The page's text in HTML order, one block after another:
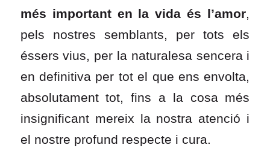
més important en la vida és l’amor,
pels nostres semblants, per tots els
éssers vius, per la naturalesa sencera i
en definitiva per tot el que ens envolta,
absolutament tot, fins a la cosa més
insignificant mereix la nostra atenció i
el nostre profund respecte i cura.